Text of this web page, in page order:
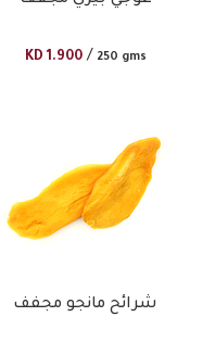
KD 1.900 / 250 gms
شرائح مانجو مجفف